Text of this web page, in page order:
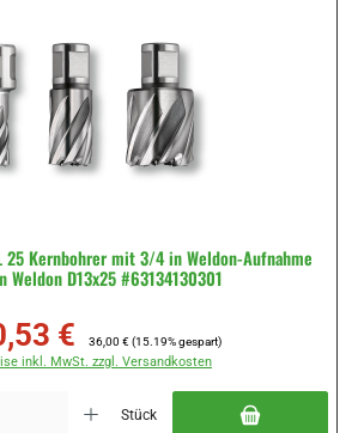
25 Kernbohrer mit 3/4 in Weldon-Aufnahme
Weldon D13x25 #63134130301
€ 36,00 € (15.19% gespart)
inkl. MwSt. zzgl. Versandkosten
Stück